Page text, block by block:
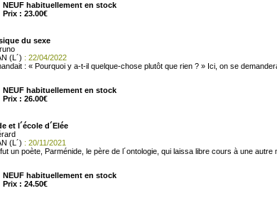
NEUF habituellement en stock
Prix : 23.00€
du sexe
(L´) : 22/04/2022
: « Pourquoi y a-t-il quelque-chose plutôt que rien ? » Ici, on se
NEUF habituellement en stock
Prix : 26.00€
et l´école d´Elée
(L´) : 20/11/2021
un poète, Parménide, le père de l´ontologie, qui laissa libre cours à une
NEUF habituellement en stock
Prix : 24.50€